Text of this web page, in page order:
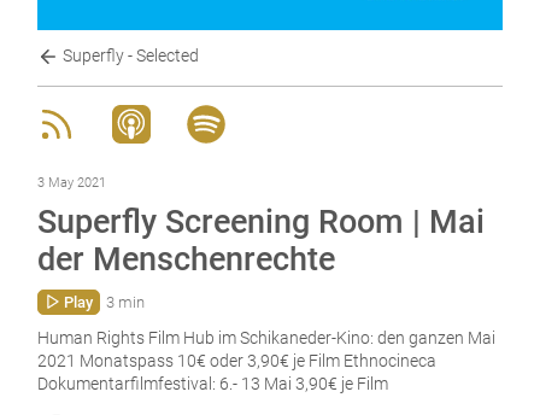
Superfly - Selected
3 May 2021
Superfly Screening Room | Mai
der Menschenrechte
Play 3 min
Human Rights Film Hub im Schikaneder-Kino: den ganzen Mai
2021 Monatspass 10€ oder 3,90€ je Film Ethnocineca
Dokumentarfilmfestival: 6.- 13 Mai 3,90€ je Film